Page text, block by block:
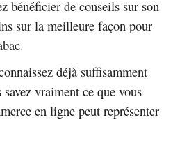
bénéficier de conseils sur son
sur la meilleure façon pour
déjà suffisamment
vraiment ce que vous
en ligne peut représenter